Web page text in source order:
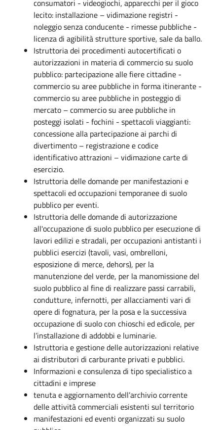
consumatori - videogiochi, apparecchi per il gioco
lecito: installazione – vidimazione registri -
noleggio senza conducente - rimesse pubbliche -
licenza di agibilità strutture sportive, sale da ballo.
Istruttoria dei procedimenti autocertificati o
autorizzazioni in materia di commercio su suolo
pubblico: partecipazione alle fiere cittadine -
commercio su aree pubbliche in forma itinerante -
commercio su aree pubbliche in posteggio di
mercato – commercio su aree pubbliche in
posteggi isolati - fochini - spettacoli viaggianti:
concessione alla partecipazione ai parchi di
divertimento – registrazione e codice
identificativo attrazioni – vidimazione carte di
esercizio.
Istruttoria delle domande per manifestazioni e
spettacoli ed occupazioni temporanee di suolo
pubblico per eventi.
Istruttoria delle domande di autorizzazione
all'occupazione di suolo pubblico per esecuzione di
lavori edilizi e stradali, per occupazioni antistanti i
pubblici esercizi (tavoli, vasi, ombrelloni,
esposizione di merce, dehors), per la
manutenzione del verde, per la manomissione del
suolo pubblico al fine di realizzare passi carrabili,
condutture, infernotti, per allacciamenti vari di
opere di fognatura, per la posa e la successiva
occupazione di suolo con chioschi ed edicole, per
l’installazione di addobbi e luminarie.
Istruttoria e gestione delle autorizzazioni relative
ai distributori di carburante privati e pubblici.
Informazioni e consulenza di tipo specialistico a
cittadini e imprese
tenuta e aggiornamento dell’archivio corrente
delle attività commerciali esistenti sul territorio
manifestazioni ed eventi organizzati su suolo